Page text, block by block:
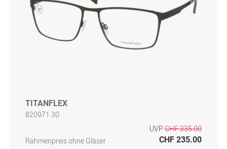
TITANFLEX
820971 30
Rahmenpreis ohne Gläser
UVP CHF 335.00
CHF 235.00